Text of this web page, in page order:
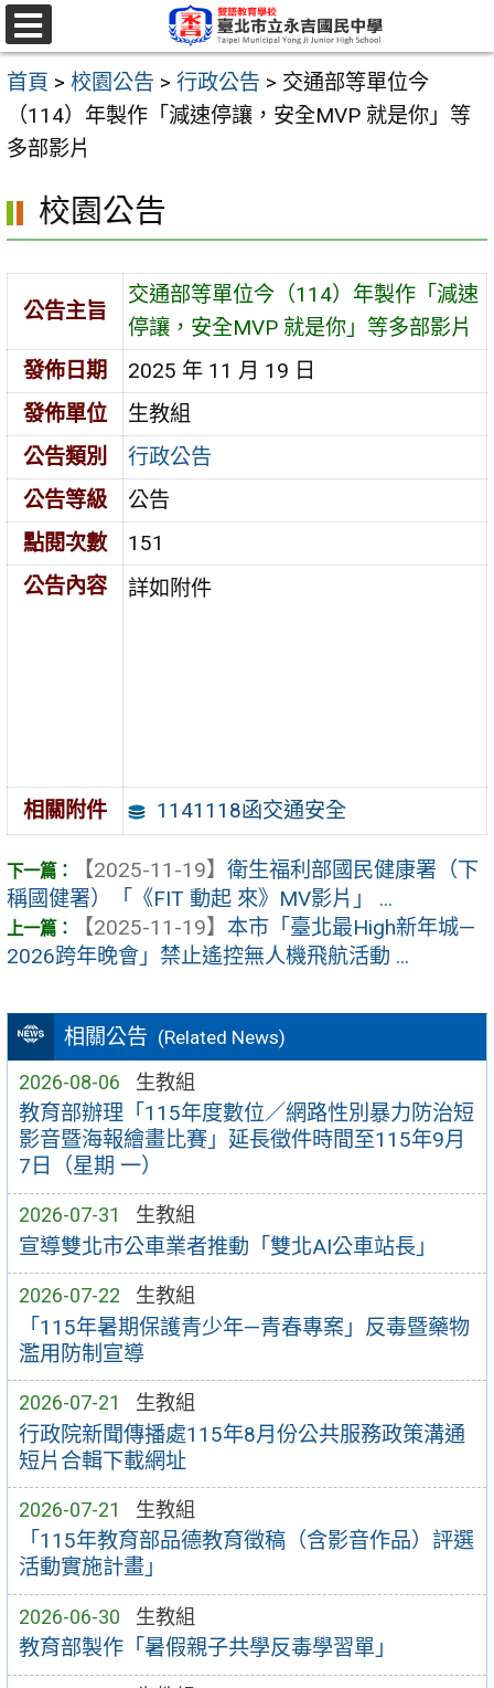
跳
至
主
內
選
單
首頁 > 校園公告 > 行政公告 > 交通部等單位今
（114）年製作「減速停讓，安全MVP 就是你」等
多部影片
相關公告 (Related News)
2026-08-06 生教組
教育部辦理「115年度數位／網路性別暴力防治短
影音暨海報繪畫比賽」延長徵件時間至115年9月
7日（星期 一）
2026-07-31 生教組
宣導雙北市公車業者推動「雙北AI公車站長」
2026-07-22 生教組
「115年暑期保護青少年—青春專案」反毒暨藥物
濫用防制宣導
2026-07-21 生教組
行政院新聞傳播處115年8月份公共服務政策溝通
短片合輯下載網址
2026-07-21 生教組
「115年教育部品德教育徵稿（含影音作品）評選
活動實施計畫」
2026-06-30 生教組
教育部製作「暑假親子共學反毒學習單」
校園公告
公告主旨
交通部等單位今（114）年製作「減速
停讓，安全MVP 就是你」等多部影片
發佈日期
2025 年 11 月 19 日
發佈單位
生教組
公告類別
行政公告
公告等級
公告
點閱次數
151
公告內容
詳如附件
相關附件 1141118函交通安全
【2025-11-19】 衛生福利部國民健康署（下
稱國健署）「《FIT 動起 來》MV影片」 ...
【2025-11-19】 本市「臺北最High新年城—
2026跨年晚會」禁止遙控無人機飛航活動 ...